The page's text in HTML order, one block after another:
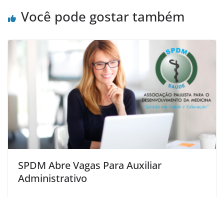
Você pode gostar também
SPDM Abre Vagas Para Auxiliar
Administrativo